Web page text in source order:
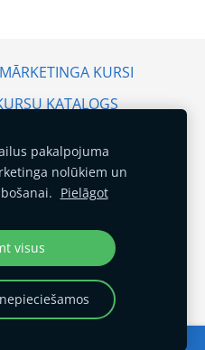
KURSI
KATALOGS
KONSULTĀCIJAS
ATSAUKSMES
DISTANCES LĪGUMS
SĪKDATNES
pakalpojuma
nolūkiem un
Pielāgot
visus